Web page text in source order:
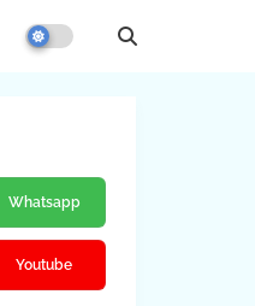
Whatsapp
Youtube